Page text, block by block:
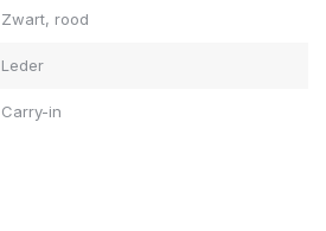
Zwart, rood
Leder
Carry-in